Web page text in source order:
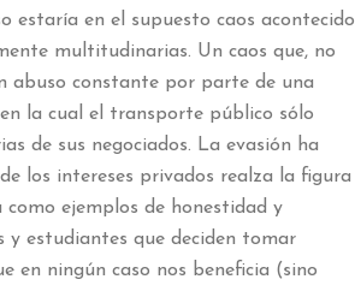
estaría en el supuesto caos acontecido
multitudinarias. Un caos que, no
abuso constante por parte de una
la cual el transporte público sólo
de sus negociados. La evasión ha
los intereses privados realza la figura
ejemplos de honestidad y
y estudiantes que deciden tomar
en ningún caso nos beneficia (sino